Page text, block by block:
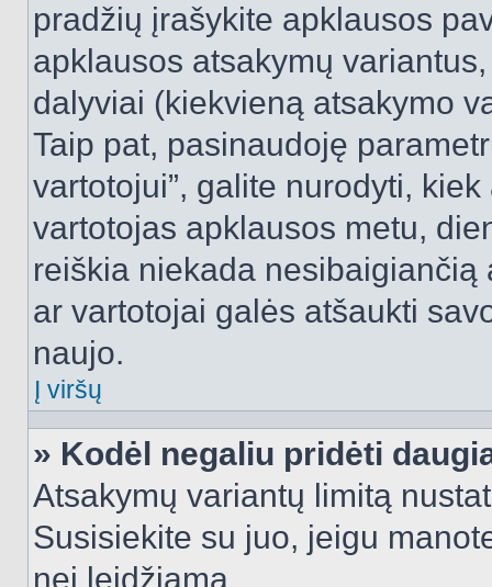
pradžių įrašykite apklausos
apklausos atsakymų
dalyviai (kiekvieną atsakymo
Taip pat, pasinaudoję
vartotojui”, galite nurodyti,
vartotojas apklausos metu,
reiškia niekada
ar vartotojai galės atšaukti
naujo.
Į viršų
» Kodėl negaliu pridėti
Atsakymų variantų limitą
Susisiekite su juo, jeigu
nei leidžiama.